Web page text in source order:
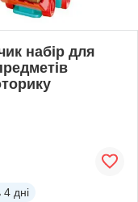
набір для
4 дні